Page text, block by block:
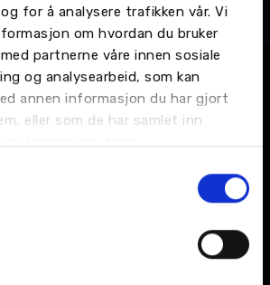
for å analysere trafikken vår. Vi
om hvordan du bruker
partnerne våre innen sosiale
og analysearbeid, som kan
annen informasjon du har gjort
eller som de har samlet inn
av tjenestene deres.
14, Bilverksted